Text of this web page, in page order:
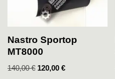
Nastro Sportop
MT8000
140,00€ 120,00 €